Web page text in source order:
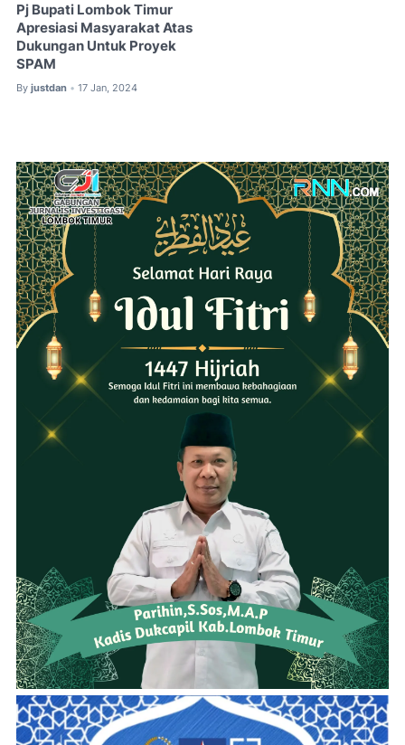
Pj Bupati Lombok Timur
Apresiasi Masyarakat Atas
Dukungan Untuk Proyek
SPAM
By justdan • 17 Jan, 2024